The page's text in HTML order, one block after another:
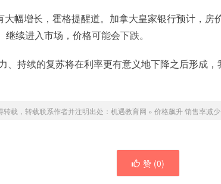
大幅增长，霍格提醒道。加拿大皇家银行预计，房
继续进入市场，价格可能会下跌。
、持续的复苏将在利率更有意义地下降之后形成
转载，转载联系作者并注明出处： 机遇教育网 » 价格飙升 销售率减
赞 (0)